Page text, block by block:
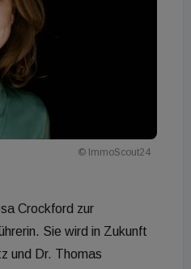
© ImmoScout24
Crockford zur
Sie wird in Zukunft
und Dr. Thomas